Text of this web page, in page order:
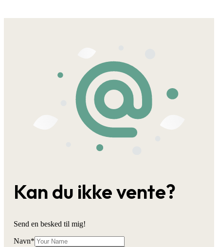
Kan du ikke vente?
Send en besked til mig!
Navn*